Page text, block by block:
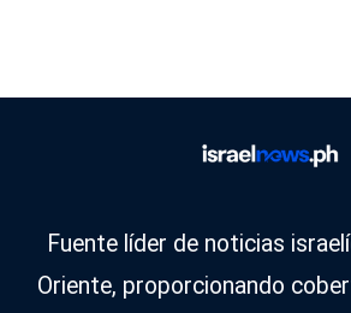
Fuente líder de noticias
Oriente, proporcionando